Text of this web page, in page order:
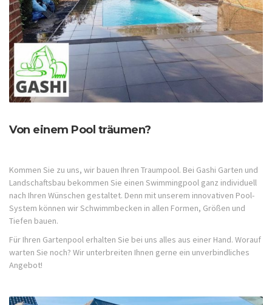
Von einem Pool träumen?
Kommen Sie zu uns, wir bauen Ihren Traumpool. Bei Gashi Garten und
Landschaftsbau bekommen Sie einen Swimmingpool ganz individuell
nach Ihren Wünschen gestaltet. Denn mit unserem innovativen Pool-
System können wir Schwimmbecken in allen Formen, Größen und
Tiefen bauen.
Für Ihren Gartenpool erhalten Sie bei uns alles aus einer Hand. Worauf
warten Sie noch? Wir unterbreiten Ihnen gerne ein unverbindliches
Angebot!